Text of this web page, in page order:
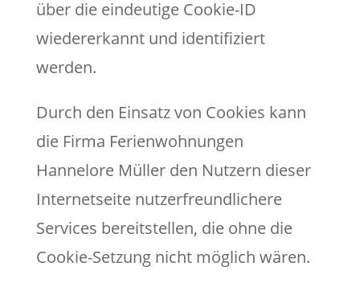
über die eindeutige Cookie-ID
wiedererkannt und identifiziert
werden.
Durch den Einsatz von Cookies kann
die Firma Ferienwohnungen
Hannelore Müller den Nutzern dieser
Internetseite nutzerfreundlichere
Services bereitstellen, die ohne die
Cookie-Setzung nicht möglich wären.